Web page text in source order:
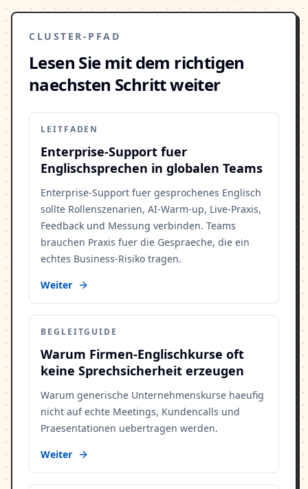
CLUSTER-PFAD
Lesen Sie mit dem richtigen
naechsten Schritt weiter
LEITFADEN
Enterprise-Support fuer
Englischsprechen in globalen Teams
Enterprise-Support fuer gesprochenes Englisch
sollte Rollenszenarien, AI-Warm-up, Live-Praxis,
Feedback und Messung verbinden. Teams
brauchen Praxis fuer die Gespraeche, die ein
echtes Business-Risiko tragen.
Weiter
BEGLEITGUIDE
Warum Firmen-Englischkurse oft
keine Sprechsicherheit erzeugen
Warum generische Unternehmenskurse haeufig
nicht auf echte Meetings, Kundencalls und
Praesentationen uebertragen werden.
Weiter